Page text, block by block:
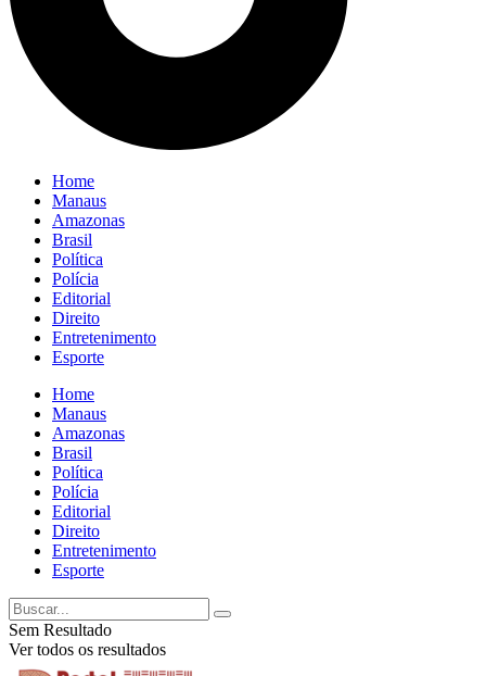
Home
Manaus
Amazonas
Brasil
Política
Polícia
Editorial
Direito
Entretenimento
Esporte
Home
Manaus
Amazonas
Brasil
Política
Polícia
Editorial
Direito
Entretenimento
Esporte
Sem Resultado
Ver todos os resultados